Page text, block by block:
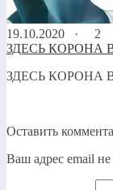
19.10.2020 ·
2
ЗДЕСЬ КОРОНА
ЗДЕСЬ КОРОНА
Оставить
Ваш адрес email не